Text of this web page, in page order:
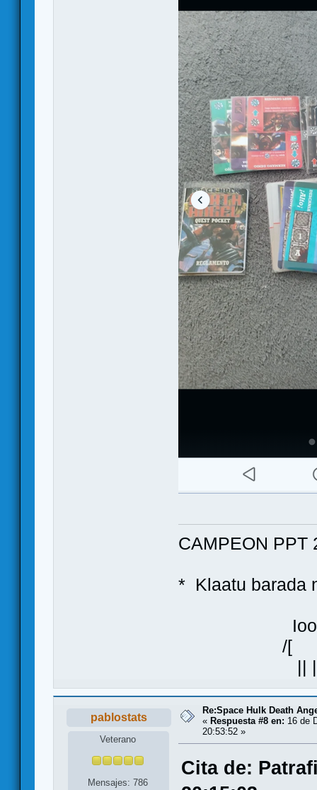
CAMPEON PPT
* Klaatu
/[ ]\
||
pablostats
Veterano
Mensajes: 786
Re:Space Hulk Death
« Respuesta #8 en: 16 de
20:53:52 »
Cita de: